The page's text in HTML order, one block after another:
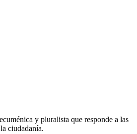
y pluralista que responde a las
ciudadanía.